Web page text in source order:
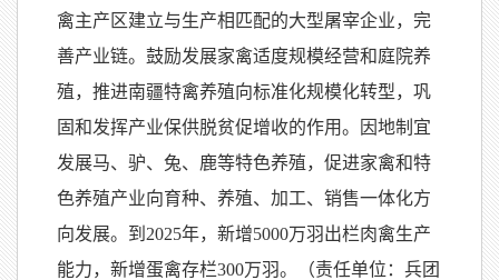
禽主产区建立与生产相匹配的大型屠宰企业，完
善产业链。鼓励发展家禽适度规模经营和庭院养
殖，推进南疆特禽养殖向标准化规模化转型，巩
固和发挥产业保供脱贫促增收的作用。因地制宜
发展马、驴、兔、鹿等特色养殖，促进家禽和特
色养殖产业向育种、养殖、加工、销售一体化方
向发展。到2025年，新增5000万羽出栏肉禽生产
能力，新增蛋禽存栏300万羽。（责任单位：兵团